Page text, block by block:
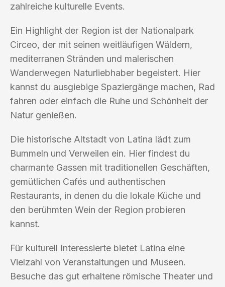
zahlreiche kulturelle Events.
Ein Highlight der Region ist der Nationalpark
Circeo, der mit seinen weitläufigen Wäldern,
mediterranen Stränden und malerischen
Wanderwegen Naturliebhaber begeistert. Hier
kannst du ausgiebige Spaziergänge machen, Rad
fahren oder einfach die Ruhe und Schönheit der
Natur genießen.
Die historische Altstadt von Latina lädt zum
Bummeln und Verweilen ein. Hier findest du
charmante Gassen mit traditionellen Geschäften,
gemütlichen Cafés und authentischen
Restaurants, in denen du die lokale Küche und
den berühmten Wein der Region probieren
kannst.
Für kulturell Interessierte bietet Latina eine
Vielzahl von Veranstaltungen und Museen.
Besuche das gut erhaltene römische Theater und